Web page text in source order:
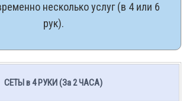
несколько услуг (в 4 или 6
рук).
СЕТЫ в 4 РУКИ (За 2 ЧАСА)